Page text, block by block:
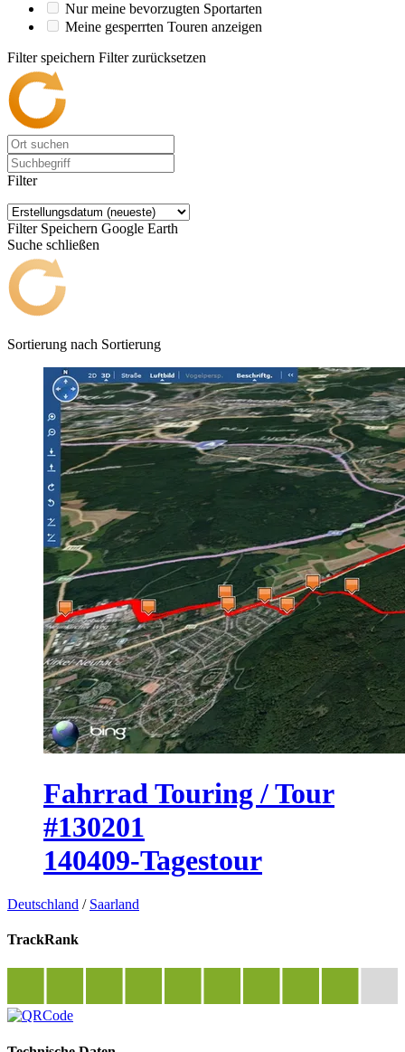
Nur meine bevorzugten Sportarten
Meine gesperrten Touren anzeigen
Filter speichern Filter zurücksetzen
Filter
Filter Speichern Google Earth
Suche schließen
Sortierung nach Sortierung
Fahrrad Touring / Tour
#130201
140409-Tagestour
Deutschland / Saarland
TrackRank